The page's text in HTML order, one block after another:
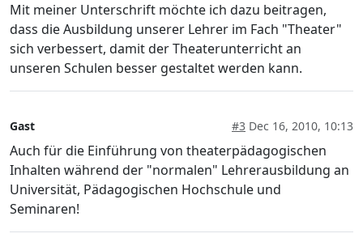
Mit meiner Unterschrift möchte ich dazu beitragen,
dass die Ausbildung unserer Lehrer im Fach "Theater"
sich verbessert, damit der Theaterunterricht an
unseren Schulen besser gestaltet werden kann.
Gast #3 Dec 16, 2010, 10:13
Auch für die Einführung von theaterpädagogischen
Inhalten während der "normalen" Lehrerausbildung an
Universität, Pädagogischen Hochschule und
Seminaren!